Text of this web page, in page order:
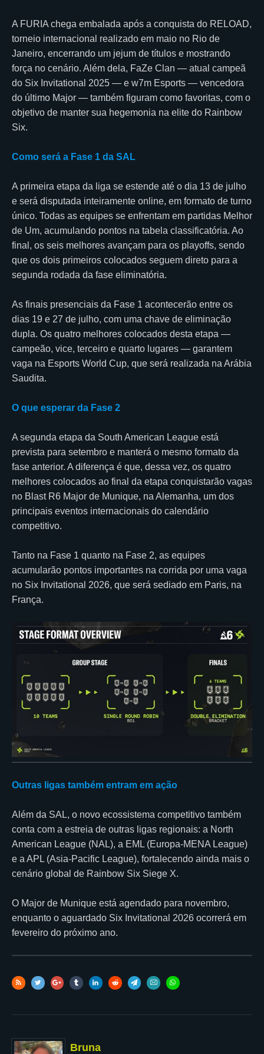
A FURIA chega embalada após a conquista do RELOAD,
torneio internacional realizado em maio no Rio de
Janeiro, encerrando um jejum de títulos e mostrando
força no cenário. Além dela, FaZe Clan — atual campeã
do Six Invitational 2025 — e w7m Esports — vencedora
do último Major — também figuram como favoritas, com o
objetivo de manter sua hegemonia na elite do Rainbow
Six.
Como será a Fase 1 da SAL
A primeira etapa da liga se estende até o dia 13 de julho
e será disputada inteiramente online, em formato de turno
único. Todas as equipes se enfrentam em partidas Melhor
de Um, acumulando pontos na tabela classificatória. Ao
final, os seis melhores avançam para os playoffs, sendo
que os dois primeiros colocados seguem direto para a
segunda rodada da fase eliminatória.
As finais presenciais da Fase 1 acontecerão entre os
dias 19 e 27 de julho, com uma chave de eliminação
dupla. Os quatro melhores colocados desta etapa —
campeão, vice, terceiro e quarto lugares — garantem
vaga na Esports World Cup, que será realizada na Arábia
Saudita.
O que esperar da Fase 2
A segunda etapa da South American League está
prevista para setembro e manterá o mesmo formato da
fase anterior. A diferença é que, dessa vez, os quatro
melhores colocados ao final da etapa conquistarão vagas
no Blast R6 Major de Munique, na Alemanha, um dos
principais eventos internacionais do calendário
competitivo.
Tanto na Fase 1 quanto na Fase 2, as equipes
acumularão pontos importantes na corrida por uma vaga
no Six Invitational 2026, que será sediado em Paris, na
França.
Outras ligas também entram em ação
Além da SAL, o novo ecossistema competitivo também
conta com a estreia de outras ligas regionais: a North
American League (NAL), a EML (Europa-MENA League)
e a APL (Asia-Pacific League), fortalecendo ainda mais o
cenário global de Rainbow Six Siege X.
O Major de Munique está agendado para novembro,
enquanto o aguardado Six Invitational 2026 ocorrerá em
fevereiro do próximo ano.
Bruna